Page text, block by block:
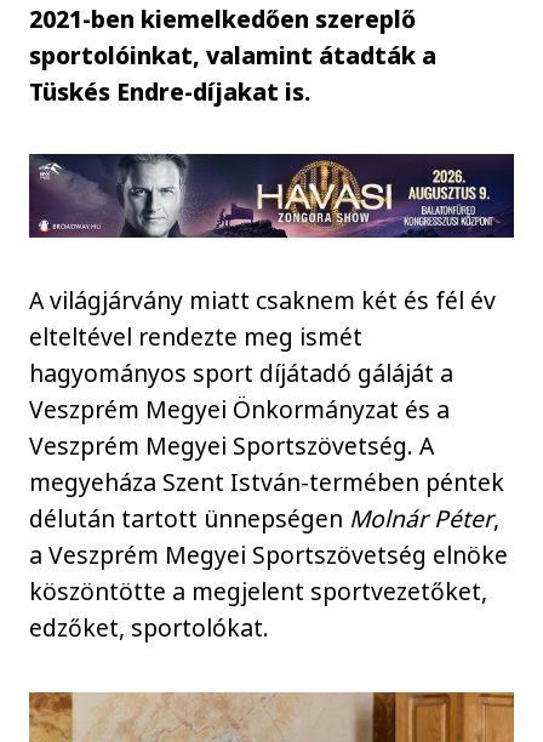
2021-ben kiemelkedően szereplő
sportolóinkat, valamint átadták a
Tüskés Endre-díjakat is.
A világjárvány miatt csaknem két és fél év
elteltével rendezte meg ismét
hagyományos sport díjátadó gáláját a
Veszprém Megyei Önkormányzat és a
Veszprém Megyei Sportszövetség. A
megyeháza Szent István-termében péntek
délután tartott ünnepségen Molnár Péter,
a Veszprém Megyei Sportszövetség elnöke
köszöntötte a megjelent sportvezetőket,
edzőket, sportolókat.